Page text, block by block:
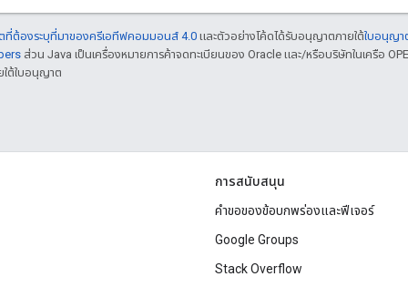
ที่ต้องระบุที่มาของครีเอทีฟคอมมอนส์ 4.0 และตัวอย่างโค้ดได้รับอนุญาตภายใต้ใบอนุญา
ส่วน Java เป็นเครื่องหมายการค้าจดทะเบียนของ Oracle และ/หรือบริษัทในเครือ
ใต้ใบอนุญาต
การสนับสนุน
คำขอของข้อบกพร่องและฟีเจอร์
Google Groups
Stack Overflow